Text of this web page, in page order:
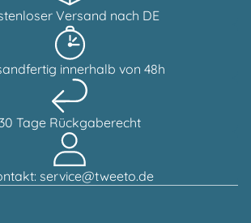
Versand nach DE
innerhalb von 48h
30 Tage Rückgaberecht
service@tweeto.de